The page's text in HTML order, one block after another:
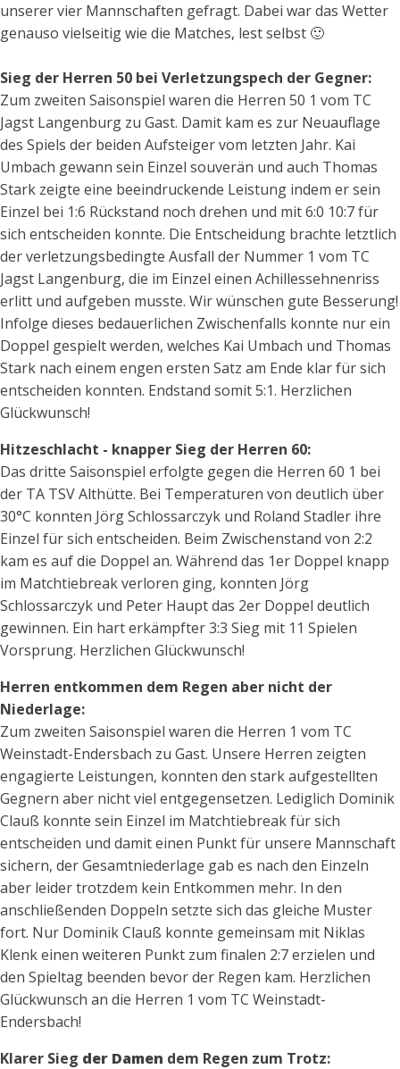
unserer vier Mannschaften gefragt. Dabei war das Wetter
genauso vielseitig wie die Matches, lest selbst 🙂
Sieg der Herren 50 bei Verletzungspech der Gegner:
Zum zweiten Saisonspiel waren die Herren 50 1 vom TC
Jagst Langenburg zu Gast. Damit kam es zur Neuauflage
des Spiels der beiden Aufsteiger vom letzten Jahr. Kai
Umbach gewann sein Einzel souverän und auch Thomas
Stark zeigte eine beeindruckende Leistung indem er sein
Einzel bei 1:6 Rückstand noch drehen und mit 6:0 10:7 für
sich entscheiden konnte. Die Entscheidung brachte letztlich
der verletzungsbedingte Ausfall der Nummer 1 vom TC
Jagst Langenburg, die im Einzel einen Achillessehnenriss
erlitt und aufgeben musste. Wir wünschen gute Besserung!
Infolge dieses bedauerlichen Zwischenfalls konnte nur ein
Doppel gespielt werden, welches Kai Umbach und Thomas
Stark nach einem engen ersten Satz am Ende klar für sich
entscheiden konnten. Endstand somit 5:1. Herzlichen
Glückwunsch!
Hitzeschlacht - knapper Sieg der Herren 60:
Das dritte Saisonspiel erfolgte gegen die Herren 60 1 bei
der TA TSV Althütte. Bei Temperaturen von deutlich über
30°C konnten Jörg Schlossarczyk und Roland Stadler ihre
Einzel für sich entscheiden. Beim Zwischenstand von 2:2
kam es auf die Doppel an. Während das 1er Doppel knapp
im Matchtiebreak verloren ging, konnten Jörg
Schlossarczyk und Peter Haupt das 2er Doppel deutlich
gewinnen. Ein hart erkämpfter 3:3 Sieg mit 11 Spielen
Vorsprung. Herzlichen Glückwunsch!
Herren entkommen dem Regen aber nicht der
Niederlage:
Zum zweiten Saisonspiel waren die Herren 1 vom TC
Weinstadt-Endersbach zu Gast. Unsere Herren zeigten
engagierte Leistungen, konnten den stark aufgestellten
Gegnern aber nicht viel entgegensetzen. Lediglich Dominik
Clauß konnte sein Einzel im Matchtiebreak für sich
entscheiden und damit einen Punkt für unsere Mannschaft
sichern, der Gesamtniederlage gab es nach den Einzeln
aber leider trotzdem kein Entkommen mehr. In den
anschließenden Doppeln setzte sich das gleiche Muster
fort. Nur Dominik Clauß konnte gemeinsam mit Niklas
Klenk einen weiteren Punkt zum finalen 2:7 erzielen und
den Spieltag beenden bevor der Regen kam. Herzlichen
Glückwunsch an die Herren 1 vom TC Weinstadt-
Endersbach!
Klarer Sieg der Damen dem Regen zum Trotz: